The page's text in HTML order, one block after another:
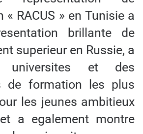
« RACUS » en Tunisie a
brillante de
superieur en Russie, a
universites et des
de formation les plus
les jeunes ambitieux
a egalement montre